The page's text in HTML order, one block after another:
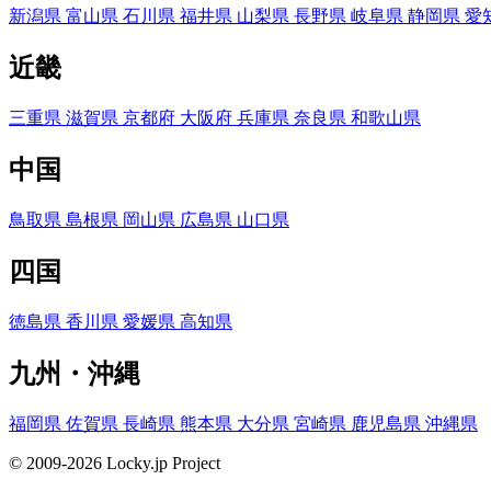
新潟県 富山県 石川県 福井県 山梨県 長野県 岐阜県 静岡県 愛
近畿
三重県 滋賀県 京都府 大阪府 兵庫県 奈良県 和歌山県
中国
鳥取県 島根県 岡山県 広島県 山口県
四国
徳島県 香川県 愛媛県 高知県
九州・沖縄
福岡県 佐賀県 長崎県 熊本県 大分県 宮崎県 鹿児島県 沖縄県
© 2009-2026 Locky.jp Project